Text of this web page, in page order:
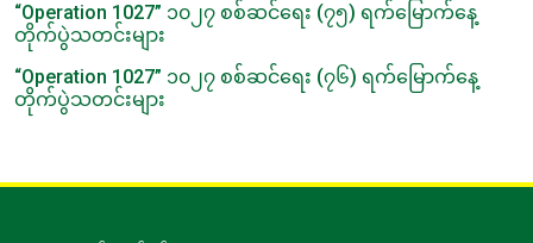
“Operation 1027” ၁၀၂၇ စစ်ဆင်ရေး (၇၅) ရက်မြောက်နေ့
တိုက်ပွဲသတင်းများ
“Operation 1027” ၁၀၂၇ စစ်ဆင်ရေး (၇၆) ရက်မြောက်နေ့
တိုက်ပွဲသတင်းများ